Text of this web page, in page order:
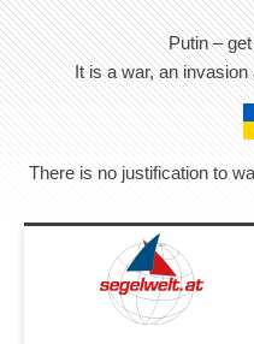
Putin –
It is a war, an
There is no justification to